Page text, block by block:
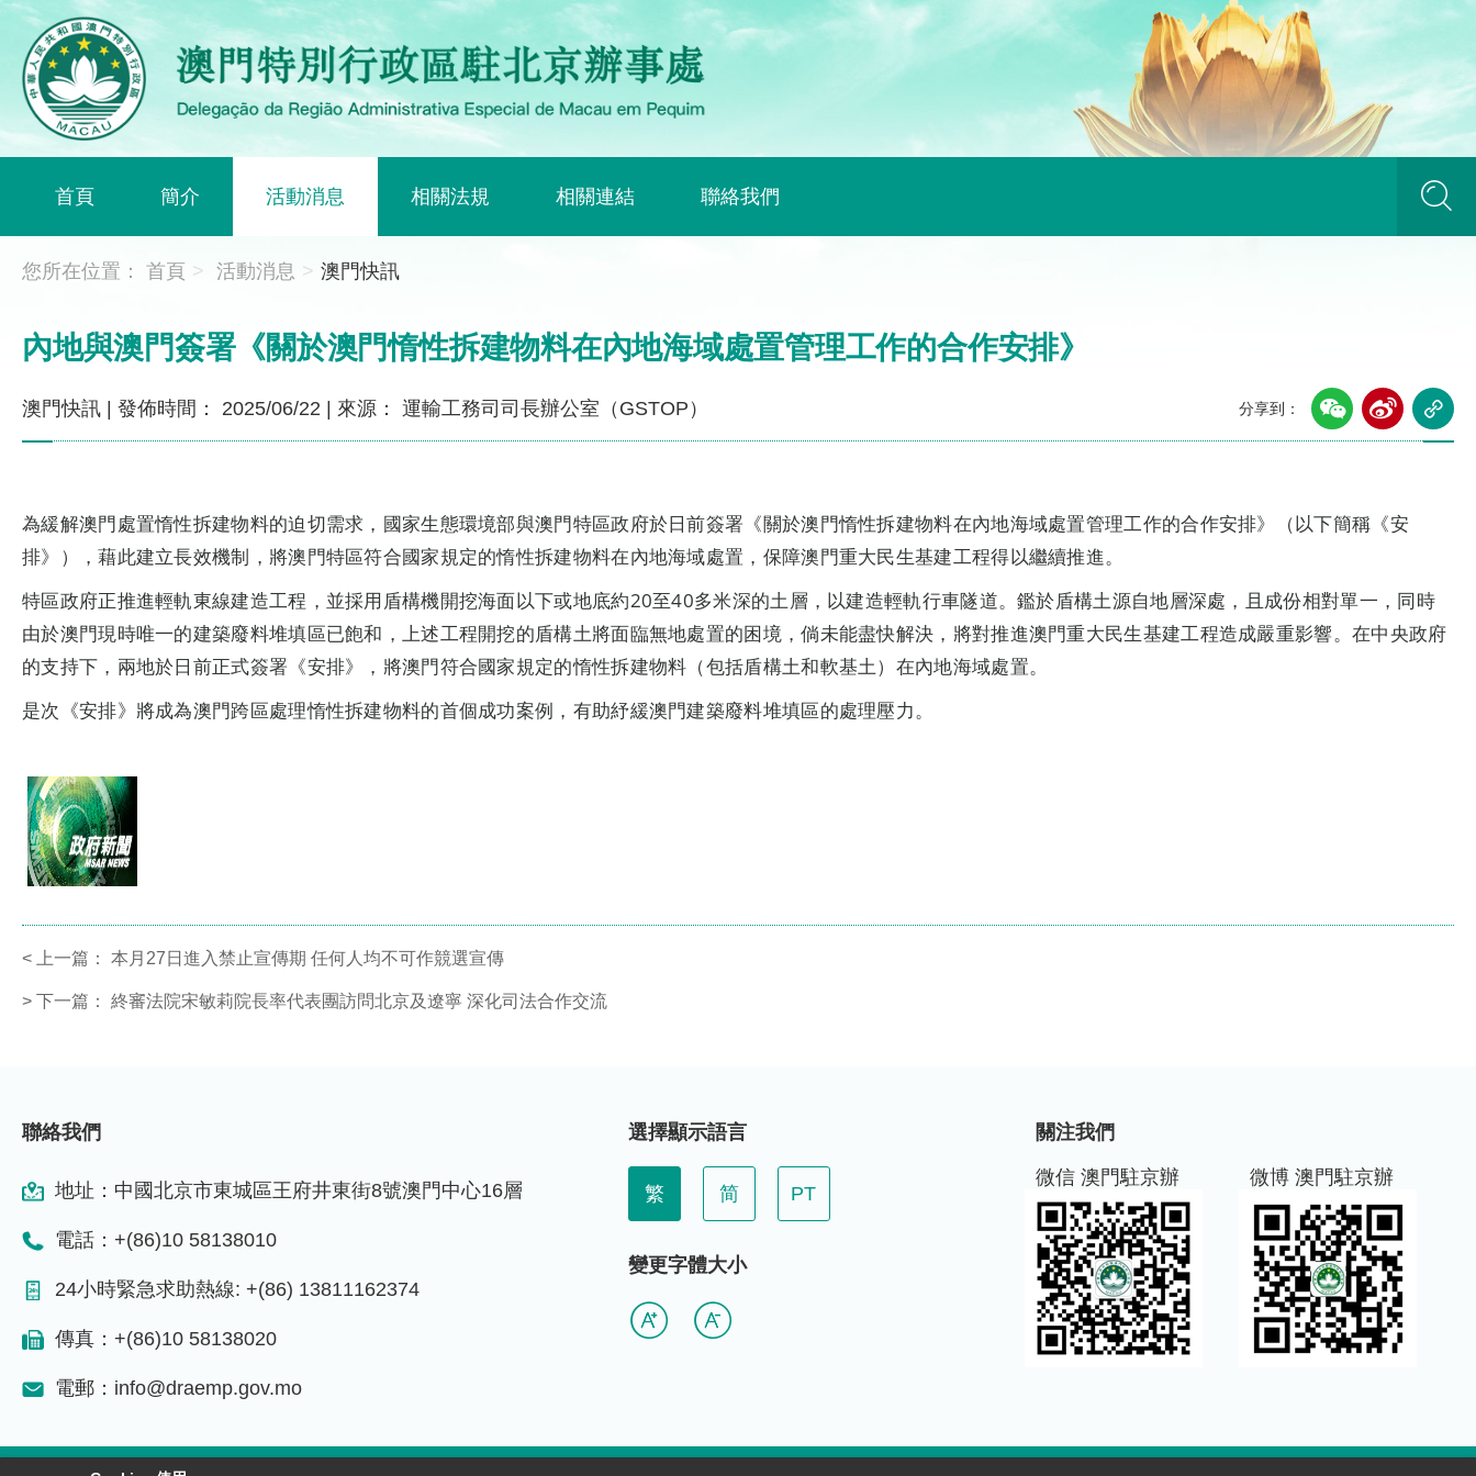
首頁 簡介 活動消息 相關法規 相關連結 聯絡我們
您所在位置： 首頁 > 活動消息 > 澳門快訊
內地與澳門簽署《關於澳門惰性拆建物料在內地海域處置管理工作的合作安排》
澳門快訊 | 發佈時間： 2025/06/22 | 來源： 運輸工務司司長辦公室（GSTOP） 分享到：
為緩解澳門處置惰性拆建物料的迫切需求，國家生態環境部與澳門特區政府於日前簽署《關於澳門惰性拆建物料在內地海域處置管理工作的合作安排》（以下簡稱《安
排》），藉此建立長效機制，將澳門特區符合國家規定的惰性拆建物料在內地海域處置，保障澳門重大民生基建工程得以繼續推進。
特區政府正推進輕軌東線建造工程，並採用盾構機開挖海面以下或地底約20至40多米深的土層，以建造輕軌行車隧道。鑑於盾構土源自地層深處，且成份相對單一，同時
由於澳門現時唯一的建築廢料堆填區已飽和，上述工程開挖的盾構土將面臨無地處置的困境，倘未能盡快解決，將對推進澳門重大民生基建工程造成嚴重影響。在中央政府
的支持下，兩地於日前正式簽署《安排》，將澳門符合國家規定的惰性拆建物料（包括盾構土和軟基土）在內地海域處置。
是次《安排》將成為澳門跨區處理惰性拆建物料的首個成功案例，有助紓緩澳門建築廢料堆填區的處理壓力。
< 上一篇： 本月27日進入禁止宣傳期 任何人均不可作競選宣傳
> 下一篇： 終審法院宋敏莉院長率代表團訪問北京及遼寧 深化司法合作交流
聯絡我們
地址：中國北京市東城區王府井東街8號澳門中心16層
電話：+(86)10 58138010
24小時緊急求助熱線: +(86) 13811162374
傳真：+(86)10 58138020
電郵：info@draemp.gov.mo
選擇顯示語言
繁 简 PT
變更字體大小
關注我們
微信 澳門駐京辦 微博 澳門駐京辦